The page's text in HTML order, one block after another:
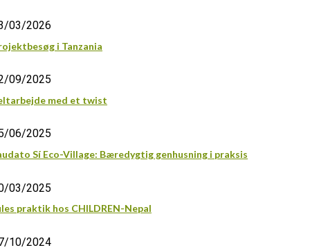
03/2026
i Tanzania
09/2025
med et twist
06/2025
Sí Eco-Village: Bæredygtig genhusning i praksis
03/2025
praktik hos CHILDREN-Nepal
10/2024